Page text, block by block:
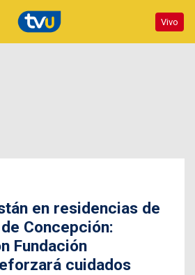
Vivo
en residencias de
Concepción:
Fundación
cuidados